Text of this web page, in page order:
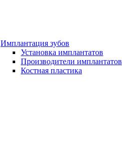
Имплантация зубов
Установка имплантатов
Производители имплантатов
Костная пластика